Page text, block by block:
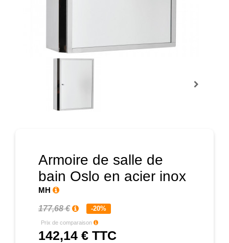
Armoire de salle de
bain Oslo en acier inox
MH
177,68 € -20%
Prix de comparaison
142,14 € TTC